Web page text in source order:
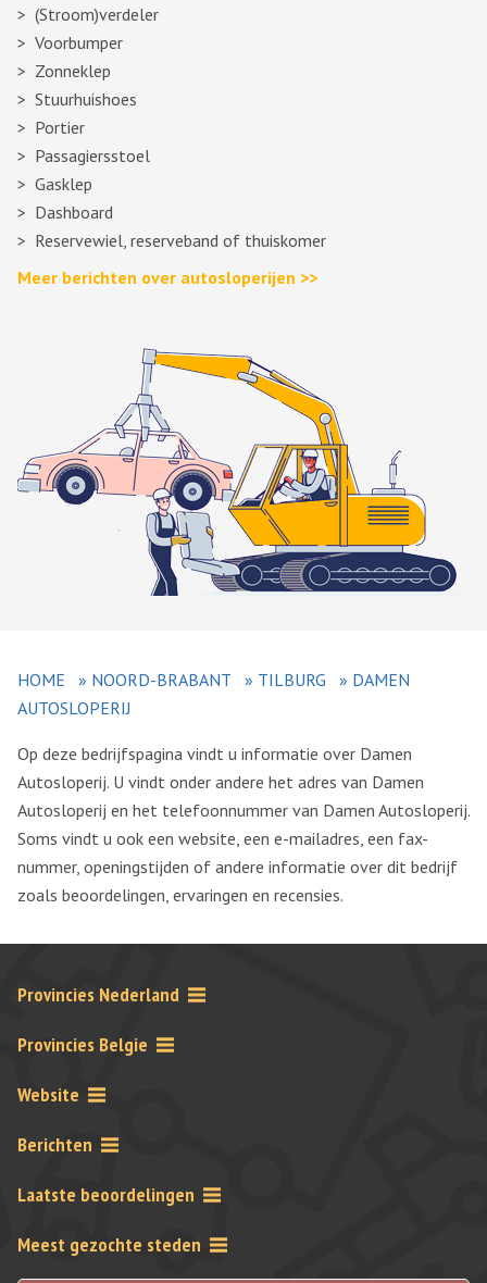
(Stroom)verdeler
Voorbumper
Zonneklep
Stuurhuishoes
Portier
Passagiersstoel
Gasklep
Dashboard
Reservewiel, reserveband of thuiskomer
Meer berichten over autosloperijen >>
HOME » NOORD-BRABANT » TILBURG » DAMEN
AUTOSLOPERIJ
Op deze bedrijfspagina vindt u informatie over Damen
Autosloperij. U vindt onder andere het adres van Damen
Autosloperij en het telefoonnummer van Damen Autosloperij.
Soms vindt u ook een website, een e-mailadres, een fax-
nummer, openingstijden of andere informatie over dit bedrijf
zoals beoordelingen, ervaringen en recensies.
Provincies Nederland
Provincies Belgie
Website
Berichten
Laatste beoordelingen
Meest gezochte steden